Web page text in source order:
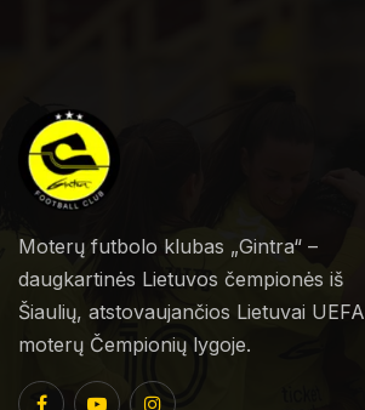
Moterų futbolo klubas „Gintra“ –
daugkartinės Lietuvos čempionės iš
Šiaulių, atstovaujančios Lietuvai UEFA
moterų Čempionių lygoje.